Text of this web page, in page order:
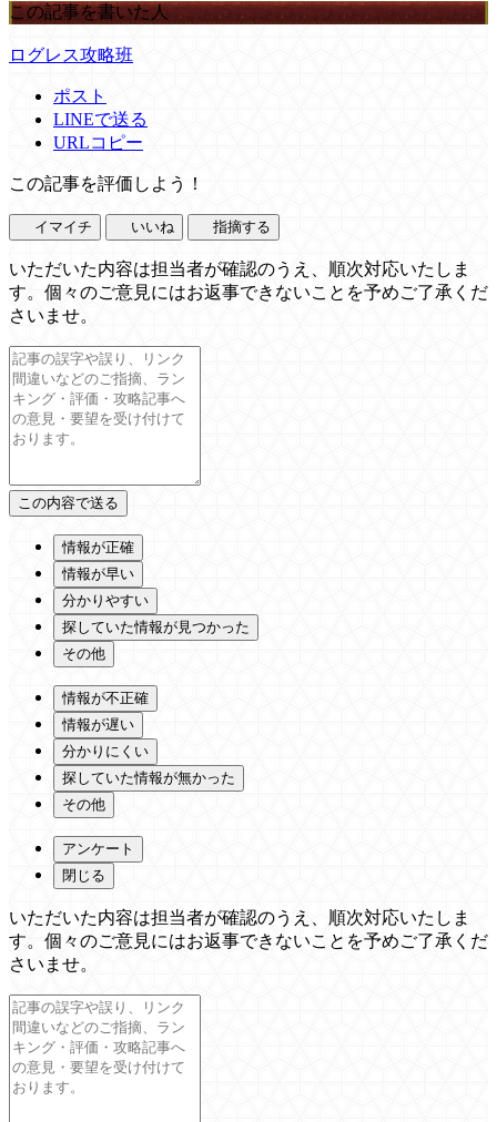
この記事を書いた人
ログレス攻略班
ポスト
LINEで送る
URLコピー
この記事を評価しよう！
イマイチ いいね 指摘する
いただいた内容は担当者が確認のうえ、順次対応いたしま
す。個々のご意見にはお返事できないことを予めご了承くだ
さいませ。
情報が正確
情報が早い
分かりやすい
探していた情報が見つかった
その他
情報が不正確
情報が遅い
分かりにくい
探していた情報が無かった
その他
アンケート
閉じる
いただいた内容は担当者が確認のうえ、順次対応いたしま
す。個々のご意見にはお返事できないことを予めご了承くだ
さいませ。